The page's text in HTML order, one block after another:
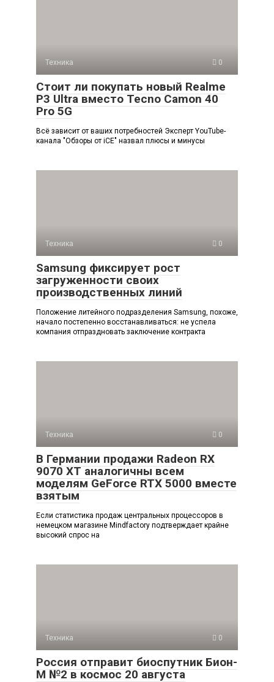
Техника 0
Стоит ли покупать новый Realme
P3 Ultra вместо Tecno Camon 40
Pro 5G
Всё зависит от ваших потребностей Эксперт YouTube-
канала "Обзоры от iCE" назвал плюсы и минусы
Техника 0
Samsung фиксирует рост
загруженности своих
производственных линий
Положение литейного подразделения Samsung, похоже,
начало постепенно восстанавливаться: не успела
компания отпраздновать заключение контракта
Техника 0
В Германии продажи Radeon RX
9070 XT аналогичны всем
моделям GeForce RTX 5000 вместе
взятым
Если статистика продаж центральных процессоров в
немецком магазине Mindfactory подтверждает крайне
высокий спрос на
Техника 0
Россия отправит биоспутник Бион-
М №2 в космос 20 августа